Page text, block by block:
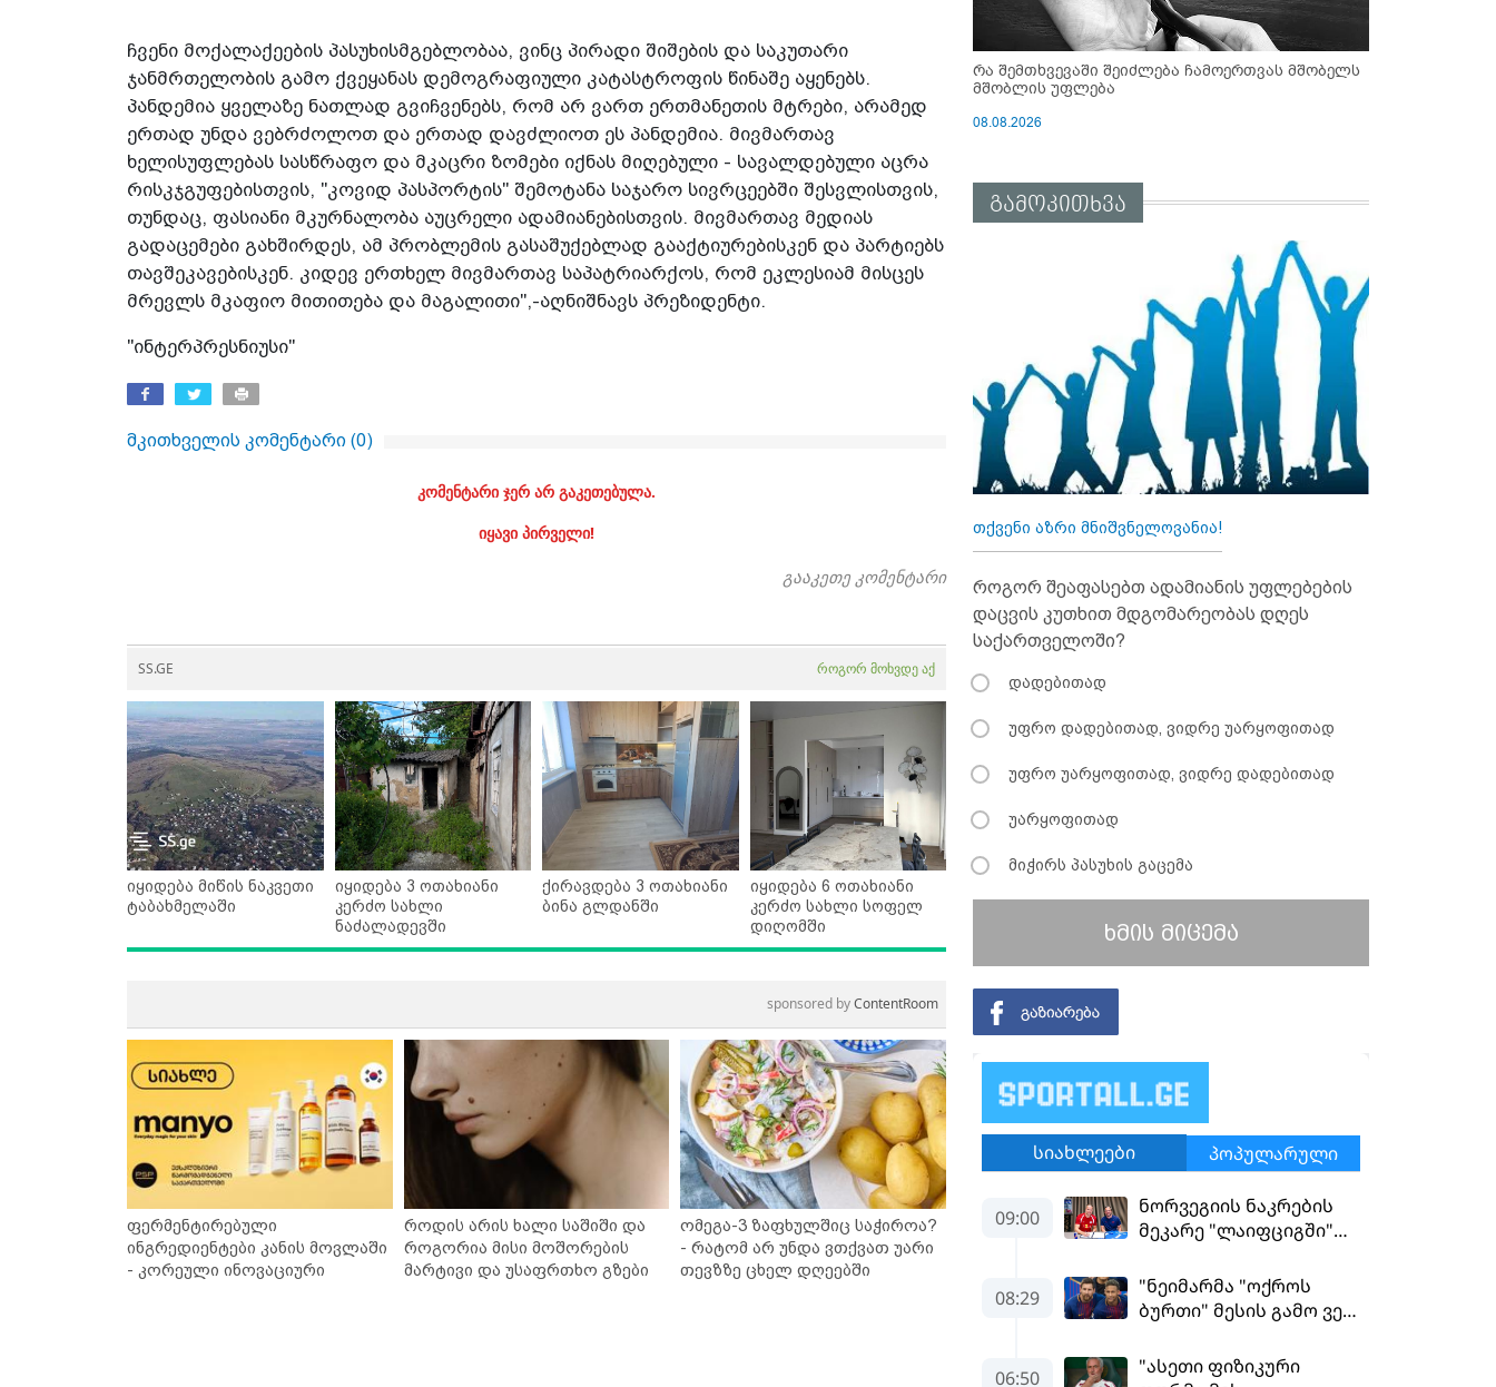
ჩვენი მოქალაქეების პასუხისმგებლობაა, ვინც პირადი შიშების და საკუთარი
ჯანმრთელობის გამო ქვეყანას დემოგრაფიული კატასტროფის წინაშე აყენებს.
პანდემია ყველაზე ნათლად გვიჩვენებს, რომ არ ვართ ერთმანეთის მტრები, არამედ
ერთად უნდა ვებრძოლოთ და ერთად დავძლიოთ ეს პანდემია. მივმართავ
ხელისუფლებას სასწრაფო და მკაცრი ზომები იქნას მიღებული - სავალდებული აცრა
რისკჯგუფებისთვის, "კოვიდ პასპორტის" შემოტანა საჯარო სივრცეებში შესვლისთვის,
თუნდაც, ფასიანი მკურნალობა აუცრელი ადამიანებისთვის. მივმართავ მედიას
გადაცემები გახშირდეს, ამ პრობლემის გასაშუქებლად გააქტიურებისკენ და პარტიებს
თავშეკავებისკენ. კიდევ ერთხელ მივმართავ საპატრიარქოს, რომ ეკლესიამ მისცეს
მრევლს მკაფიო მითითება და მაგალითი",-აღნიშნავს პრეზიდენტი.
"ინტერპრესნიუსი"
მკითხველის კომენტარი (0)
კომენტარი ჯერ არ გაკეთებულა.
იყავი პირველი!
გააკეთე კომენტარი
SS.GE როგორ მოხვდე აქ
იყიდება მიწის ნაკვეთი
ტაბახმელაში
იყიდება 3 ოთახიანი
კერძო სახლი
ნაძალადევში
ქირავდება 3 ოთახიანი
ბინა გლდანში
იყიდება 6 ოთახიანი
კერძო სახლი სოფელ
დიღომში
sponsored byContentRoom
ფერმენტირებული
ინგრედიენტები კანის მოვლაში
- კორეული ინოვაციური
როდის არის ხალი საშიში და
როგორია მისი მოშორების
მარტივი და უსაფრთხო გზები
ომეგა-3 ზაფხულშიც საჭიროა?
- რატომ არ უნდა ვთქვათ უარი
თევზზე ცხელ დღეებში
რა შემთხვევაში შეიძლება ჩამოერთვას მშობელს
მშობლის უფლება
08.08.2026
გამოკითხვა
თქვენი აზრი მნიშვნელოვანია!
როგორ შეაფასებთ ადამიანის უფლებების
დაცვის კუთხით მდგომარეობას დღეს
საქართველოში?
დადებითად
უფრო დადებითად, ვიდრე უარყოფითად
უფრო უარყოფითად, ვიდრე დადებითად
უარყოფითად
მიჭირს პასუხის გაცემა
ხმის მიცემა